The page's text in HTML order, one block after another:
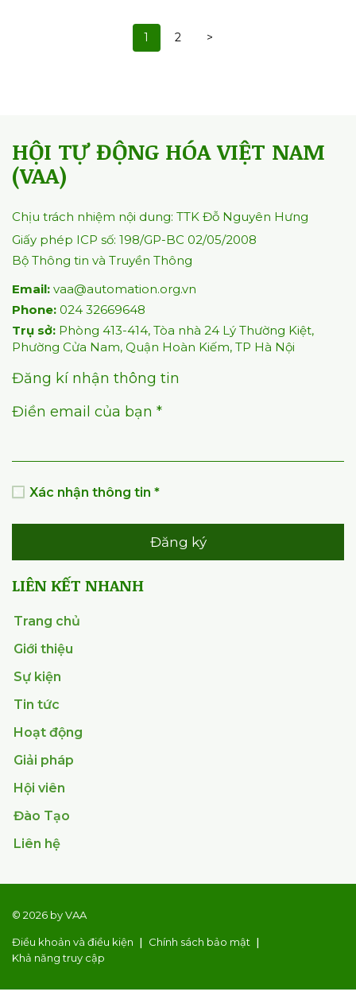
1 2 >
HỘI TỰ ĐỘNG HÓA VIỆT NAM
(VAA)
Chịu trách nhiệm nội dung: TTK Đỗ Nguyên Hưng
Giấy phép ICP số: 198/GP-BC 02/05/2008
Bộ Thông tin và Truyền Thông
Email: vaa@automation.org.vn
Phone: 024 32669648
Trụ sở: Phòng 413-414, Tòa nhà 24 Lý Thường Kiệt,
Phường Cửa Nam, Quận Hoàn Kiếm, TP Hà Nội
Đăng kí nhận thông tin
Điền email của bạn *
Xác nhận thông tin *
Đăng ký
LIÊN KẾT NHANH
Trang chủ
Giới thiệu
Sự kiện
Tin tức
Hoạt động
Giải pháp
Hội viên
Đào Tạo
Liên hệ
© 2026 by VAA
Điều khoản và điều kiện
Chính sách bảo mật
Khả năng truy cập